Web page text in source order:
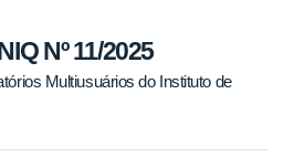
Nº 11/2025
Multiusuários do Instituto de